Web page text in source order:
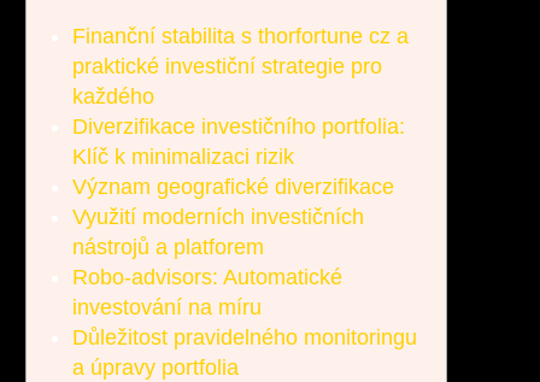
Finanční stabilita s thorfortune cz a
praktické investiční strategie pro
každého
Diverzifikace investičního portfolia:
Klíč k minimalizaci rizik
Význam geografické diverzifikace
Využití moderních investičních
nástrojů a platforem
Robo-advisors: Automatické
investování na míru
Důležitost pravidelného monitoringu
a úpravy portfolia